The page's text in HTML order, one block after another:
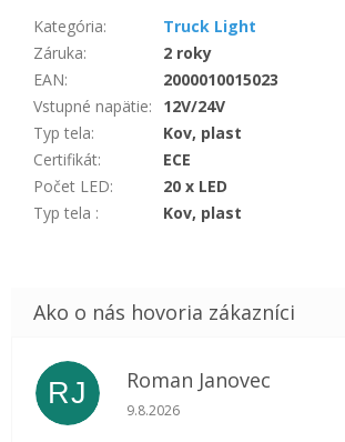
Kategória:
Truck Light
Záruka:
2 roky
EAN:
2000010015023
Vstupné napätie:
12V/24V
Typ tela:
Kov, plast
Certifikát:
ECE
Počet LED:
20 x LED
Typ tela : Kov, plast
RJ Roman Janovec
Hodnotenie obchodu je 5 z 5
9.8.2026